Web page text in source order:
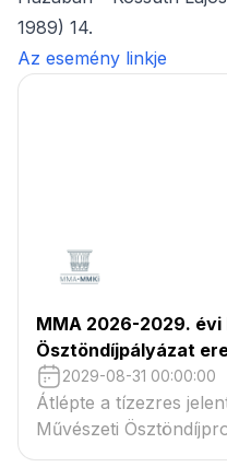
1989) 14.
Az esemény linkje
MMA 2026-2029.
Ösztöndíjpályázat
2029-08-31 00:00:00
Átlépte a tízezres
Művészeti
tartaléklistás